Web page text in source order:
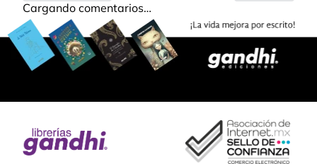
Cargando comentarios…